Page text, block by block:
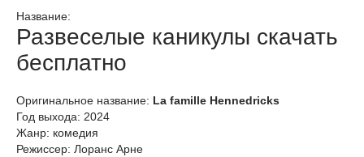
Название:
Развеселые каникулы скачать
бесплатно
Оригинальное название: La famille Hennedricks
Год выхода: 2024
Жанр: комедия
Режиссер: Лоранс Арне